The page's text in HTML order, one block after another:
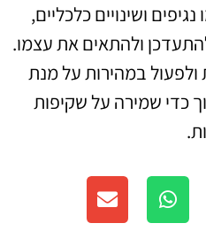
ושינויים כלכליים,
ולהתאים את עצמו.
ולפעול במהירות על מנת
כדי שמירה על שקיפות